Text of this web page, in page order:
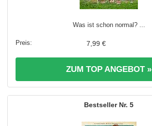
Was ist schon normal? ...
7,99 €
ZUM TOP ANGEBOT »
5